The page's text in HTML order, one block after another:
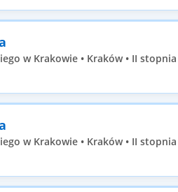
w Krakowie • Kraków • II stopnia
w Krakowie • Kraków • II stopnia